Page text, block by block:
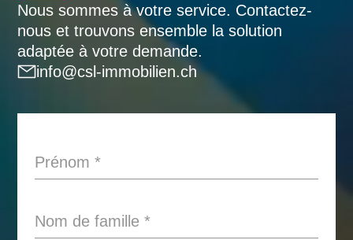
Nous sommes à votre service. Contactez-
nous et trouvons ensemble la solution
adaptée à votre demande.
info@csl-immobilien.ch
Prénom *
Nom de famille *